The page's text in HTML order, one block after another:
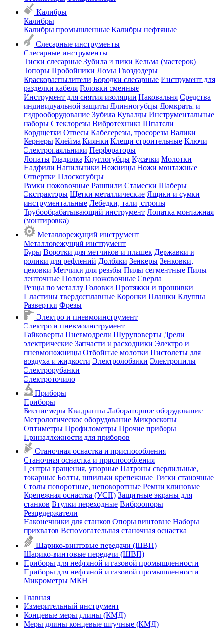
Калибры
Калибры
Калибры промышленные Калибры нефтяные
Слесарные инструменты
Слесарные инструменты
Тиски слесарные Зубила и пики Кельма (мастерок)
Топоры Пробойники Ломы Гвоздодеры
Краскораспылители Бородки слесарные Инструмент для
разделки кабеля Головки сменные
Инструмент для снятия изоляции Наковальня Средства
индивидуальной защиты Длинногубцы Домкраты и
гидрооборудование Зубила Кувалды Инструментальные
наборы Стеклорезы Вибротехника Шпатели
Кордщетки Отвесы Кабелерезы, тросорезы Валики
Кернеры Клейма Киянки Клещи строительные Ключи
Электропаяльники Перфораторы
Лопаты Гладилка Круглогубцы Кусачки Молотки
Надфили Напильники Ножницы Ножи монтажные
Отвертки Плоскогубцы
Рамки ножовочные Рашпили Стамески Шаберы
Экстракторы Щетки металлические Ящики и сумки
инструментальные Лебедки, тали, стропы
Трубообрабатывающий инструмент Лопатка монтажная
(монтировка)
Металлорежущий инструмент
Металлорежущий инструмент
Буры Воротки для метчиков и плашек Державки и
ролики для рефлений Долбяки Зенкеры Зенковки,
цековки Метчики для резьбы Пилы сегментные Пилы
ленточные Полотна ножовочные Сверла
Резцы по металлу Головки Протяжки и прошивки
Пластины твердосплавные Коронки Плашки Клуппы
Развертки Фрезы
Электро и пневмоинструмент
Электро и пневмоинструмент
Гайковерты Пневмодрели Шуруповерты Дрели
электрические Запчасти и расходники Электро и
пневмоножницы Отбойные молотки Пистолеты для
воздуха и жидкости Электролобзики Электропилы
Электрорубанки
Электроточило
Приборы
Приборы
Биениемеры Квадранты Лабораторное оборудование
Метрологическое оборудование Микроскопы
Оптиметры Профилометры Прочие приборы
Принадлежности для приборов
Станочная оснастка и приспособления
Станочная оснастка и приспособления
Центры вращения, упорные Патроны сверлильные,
токарные Болты, шпильки крепежные Тиски станочные
Столы поворотные, неповоротные Ремни клиновые
Крепежная оснастка (УСП) Защитные экраны для
станков Втулки переходные Виброопоры
Резцедержатели
Наконечники для станков Опоры винтовые Наборы
прихватов Вспомогательная станочная оснастка
Шарико-винтовые передачи (ШВП)
Шарико-винтовые передачи (ШВП)
Приборы для нефтяной и газовой промышленности
Приборы для нефтяной и газовой промышленности
Микрометры МКН
Главная
Измерительный инструмент
Концевые меры длины (КМД)
Меры длины концевые штучные (КМД)